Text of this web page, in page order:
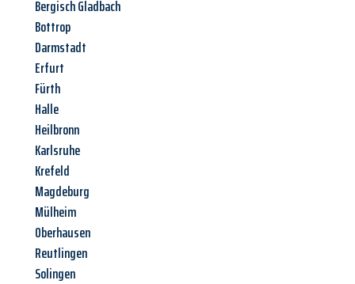
Bergisch Gladbach
Bottrop
Darmstadt
Erfurt
Fürth
Halle
Heilbronn
Karlsruhe
Krefeld
Magdeburg
Mülheim
Oberhausen
Reutlingen
Solingen